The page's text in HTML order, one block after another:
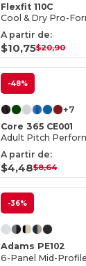
Flexfit 110C
Cool & Dry Pro-
A partir de:
$10,75$20,90
-48%
+7
Core 365 CE001
Adult Pitch
A partir de:
$4,48$8,64
-36%
Adams PE102